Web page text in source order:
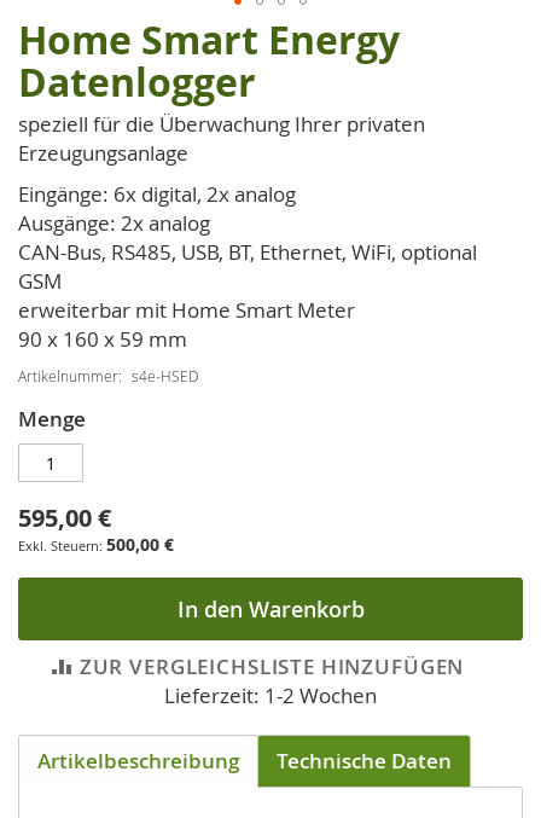
Zum
Anfang
der
Bildgalerie
springen
Home Smart Energy
Datenlogger
speziell für die Überwachung Ihrer privaten
Erzeugungsanlage
Eingänge: 6x digital, 2x analog
Ausgänge: 2x analog
CAN-Bus, RS485, USB, BT, Ethernet, WiFi, optional
GSM
erweiterbar mit Home Smart Meter
90 x 160 x 59 mm
Artikelnummer s4e-HSED
Menge
595,00 €
500,00 €
In den Warenkorb
ZUR VERGLEICHSLISTE HINZUFÜGEN
Lieferzeit: 1-2 Wochen
Artikelbeschreibung Technische Daten